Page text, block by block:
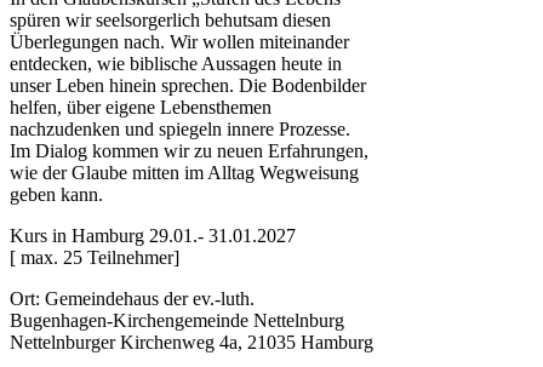
spüren wir seelsorgerlich behutsam diesen
Überlegungen nach. Wir wollen miteinander
entdecken, wie biblische Aussagen heute in
unser Leben hinein sprechen. Die Bodenbilder
helfen, über eigene Lebensthemen
nachzudenken und spiegeln innere Prozesse.
Im Dialog kommen wir zu neuen Erfahrungen,
wie der Glaube mitten im Alltag Wegweisung
geben kann.
Kurs in Hamburg 29.01.- 31.01.2027
[ max. 25 Teilnehmer]
Ort: Gemeindehaus der ev.-luth.
Bugenhagen-Kirchengemeinde Nettelnburg
Nettelnburger Kirchenweg 4a, 21035 Hamburg